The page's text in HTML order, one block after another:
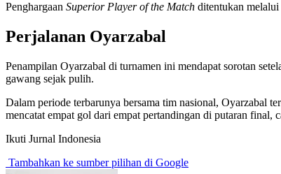
Penghargaan Superior Player of the Match ditentukan
Perjalanan Oyarzabal
Penampilan Oyarzabal di turnamen ini mendapat sorotan
gawang sejak pulih.
Dalam periode terbarunya bersama tim nasional, Oyarzabal
mencatat empat gol dari empat pertandingan di putaran final,
Ikuti Jurnal Indonesia
Tambahkan ke sumber pilihan di Google